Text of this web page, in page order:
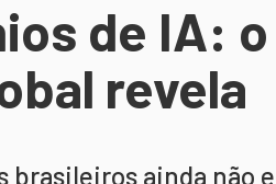
de IA:
revela
brasileiros ainda não